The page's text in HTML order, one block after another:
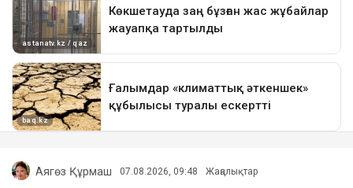
Аягөз Құрмаш 07.08.2026, 09:48 Жаңалықтар